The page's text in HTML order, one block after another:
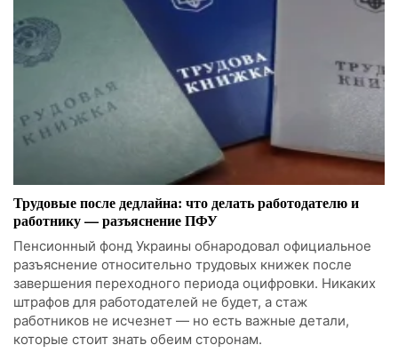
Трудовые после дедлайна: что делать работодателю и
работнику — разъяснение ПФУ
Пенсионный фонд Украины обнародовал официальное
разъяснение относительно трудовых книжек после
завершения переходного периода оцифровки. Никаких
штрафов для работодателей не будет, а стаж
работников не исчезнет — но есть важные детали,
которые стоит знать обеим сторонам.